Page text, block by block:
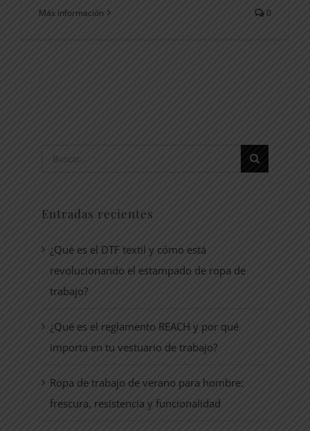
Más información 0
Buscar:
Entradas recientes
¿Qué es el DTF textil y cómo está
revolucionando el estampado de ropa de
trabajo?
¿Qué es el reglamento REACH y por qué
importa en tu vestuario de trabajo?
Ropa de trabajo de verano para hombre:
frescura, resistencia y funcionalidad